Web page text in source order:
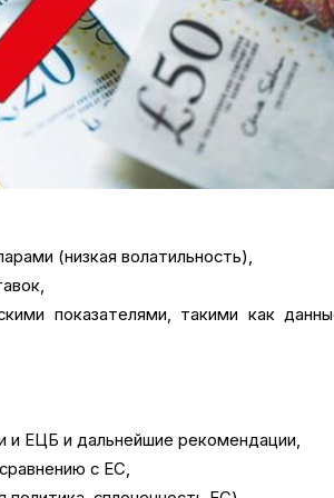
(низкая волатильность),
показателями, такими как
и ЕЦБ и дальнейшие рекомендации,
с ЕС,